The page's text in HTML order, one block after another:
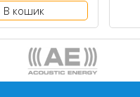
В кошик